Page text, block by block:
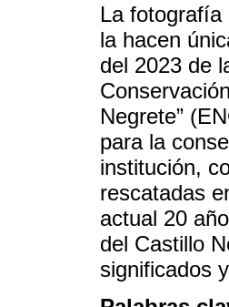
La fotografía
la hacen
del 2023 de
Negrete”
para la
institución,
rescatadas
actual 20
del Castillo
significados